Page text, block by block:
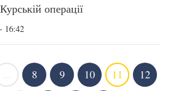
операції
16:42
8 9 10 11
12